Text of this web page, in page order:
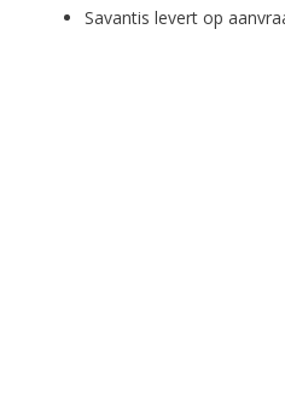
Savantis levert op